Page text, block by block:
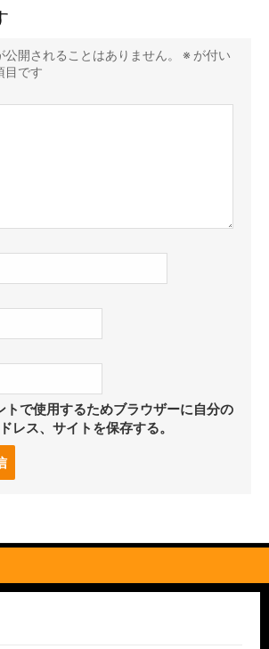
開されることはありません。 ※ が付い
目です
トで使用するためブラウザーに自分の
レス、サイトを保存する。
る